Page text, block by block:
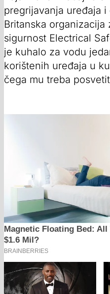
pregrijavanja uređaja i
Britanska organizacija
sigurnost Electrical
je kuhalo za vodu
korištenih uređaja u
čega mu treba